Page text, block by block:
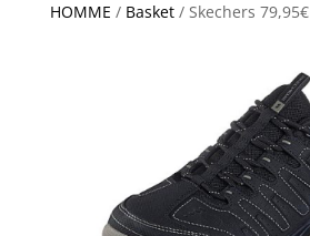
HOMME / Basket/ Skechers 79,95€